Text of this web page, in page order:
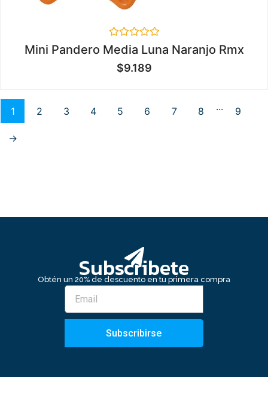
Valorado
en
de
Mini Pandero Media Luna Naranjo Rmx
$9.189
1 2 3 4 5 6 7 8 ... 9
→
Subscribete
Obtén un 20% de descuento en tu primera compra
Subscribirse